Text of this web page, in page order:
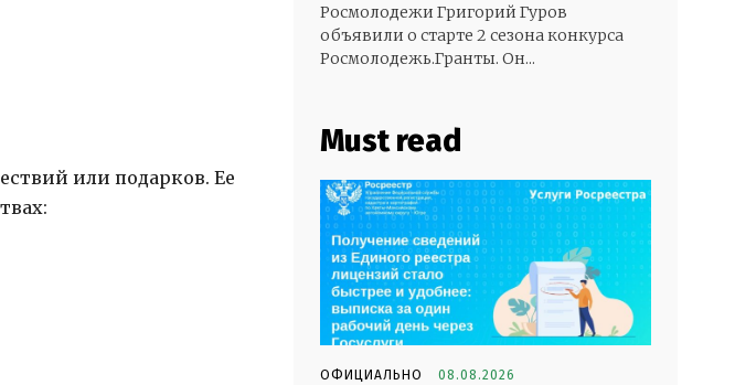
или подарков. Ее
Росмолодежи Григорий Гуров
объявили о старте 2 сезона конкурса
Росмолодежь.Гранты. Он...
Must read
ОФИЦИАЛЬНО 08.08.2026